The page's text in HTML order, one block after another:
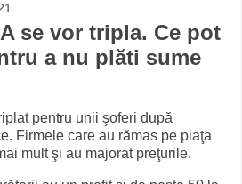
se vor tripla. Ce pot
a nu plăti sume
pentru unii şoferi după
Firmele care au rămas pe piaţa
mult şi au majorat preţurile.